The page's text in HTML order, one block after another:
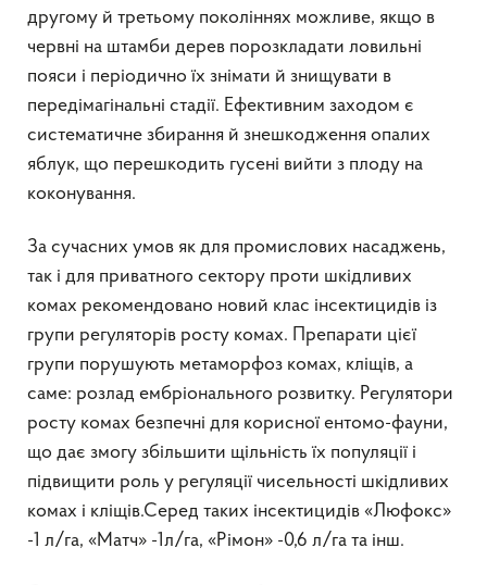
другому й третьому поколіннях можливе, якщо в
червні на штамби дерев порозкладати ловильні
пояси і періодично їх знімати й знищувати в
передімагінальні стадії. Ефективним заходом є
систематичне збирання й знешкодження опалих
яблук, що перешкодить гусені вийти з плоду на
коконування.
За сучасних умов як для промислових насаджень,
так і для приватного сектору проти шкідливих
комах рекомендовано новий клас інсектицидів із
групи регуляторів росту комах. Препарати цієї
групи порушують метаморфоз комах, кліщів, а
саме: розлад ембріонального розвитку. Регулятори
росту комах безпечні для корисної ентомо-фауни,
що дає змогу збільшити щільність їх популяції і
підвищити роль у регуляції чисельності шкідливих
комах і кліщів.Серед таких інсектицидів «Люфокс»
-1 л/га, «Матч» -1л/га, «Рімон» -0,6 л/га та інш.